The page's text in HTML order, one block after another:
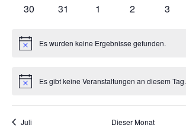
0
30
0
31
0
1
0
2
0
3
HinweisEs wurden keine Ergebnisse gefunden.
HinweisEs gibt keine Veranstaltungen an diesem Tag.
Juli Dieser Monat